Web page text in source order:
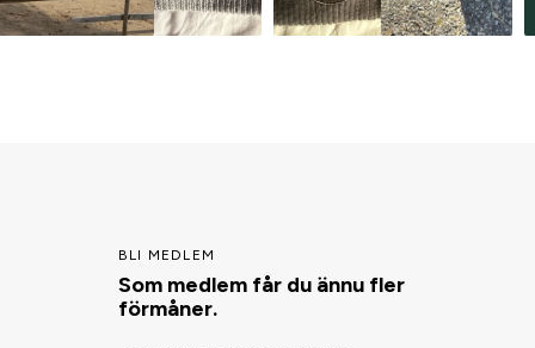
BLI MEDLEM
Som medlem får du ännu fler
förmåner.